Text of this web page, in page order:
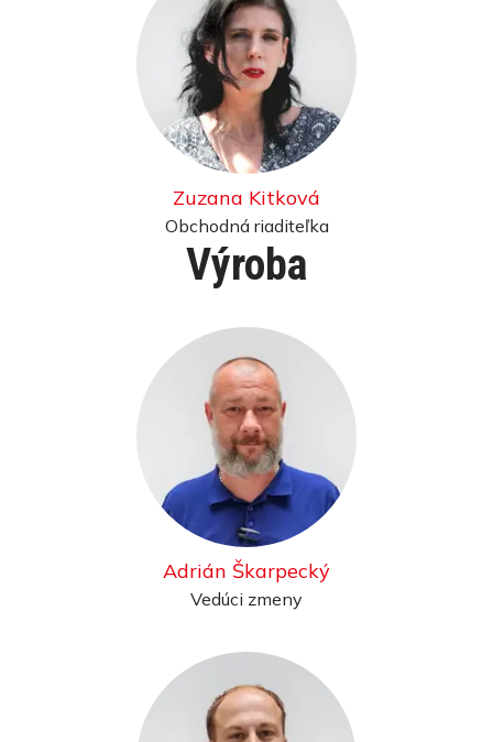
Zuzana Kitková
Obchodná riaditeľka
Výroba
Adrián Škarpecký
Vedúci zmeny